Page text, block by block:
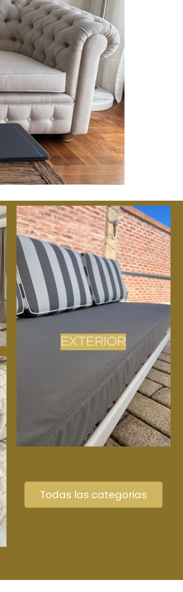
EXTERIOR
Todas las categorias